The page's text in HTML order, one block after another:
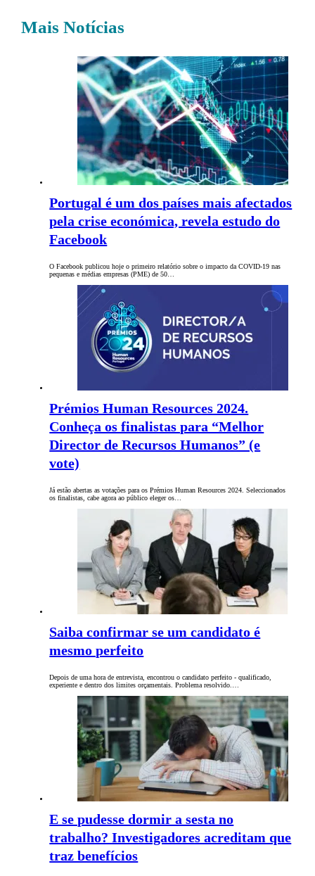
Mais Notícias
Portugal é um dos países mais afectados
pela crise económica, revela estudo do
Facebook
O Facebook publicou hoje o primeiro relatório sobre o impacto da COVID-19 nas
pequenas e médias empresas (PME) de 50…
Prémios Human Resources 2024.
Conheça os finalistas para “Melhor
Director de Recursos Humanos” (e
vote)
Já estão abertas as votações para os Prémios Human Resources 2024. Seleccionados
os finalistas, cabe agora ao público eleger os…
Saiba confirmar se um candidato é
mesmo perfeito
Depois de uma hora de entrevista, encontrou o candidato perfeito - qualificado,
experiente e dentro dos limites orçamentais. Problema resolvido.…
E se pudesse dormir a sesta no
trabalho? Investigadores acreditam que
traz benefícios